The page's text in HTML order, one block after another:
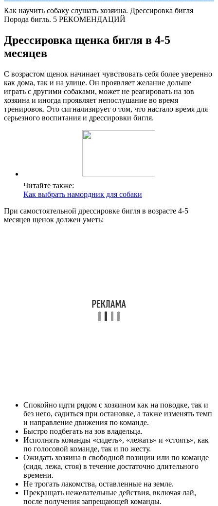
Как научить собаку слушать хозяина. Дрессировка бигля
Порода бигль. 5 РЕКОМЕНДАЦИЙ
Дрессировка щенка бигля в 4-5
месяцев
С возрастом щенок начинает чувствовать себя более уверенно
как дома, так и на улице. Он проявляет желание дольше
играть с другими собаками, может не реагировать на зов
хозяина и иногда проявляет непослушание во время
тренировок. Это сигнализирует о том, что настало время для
серьезного воспитания и дрессировки бигля.
Читайте также:
Как выбрать намордник для собаки
При самостоятельной дрессировке бигля в возрасте 4-5
месяцев щенок должен уметь:
Спокойно идти рядом с хозяином как на поводке, так и
без него, садиться при остановке, а также изменять темп
и направление движения по команде.
Быстро подбегать на зов владельца.
Исполнять команды «сидеть», «лежать» и «стоять», как
по голосовой команде, так и по жесту.
Ожидать хозяина в свободной позиции или по команде
(сидя, лежа, стоя) в течение достаточно длительного
времени.
Не трогать лакомства, оставленные на земле.
Прекращать нежелательные действия, включая лай,
после получения запрещающей команды.